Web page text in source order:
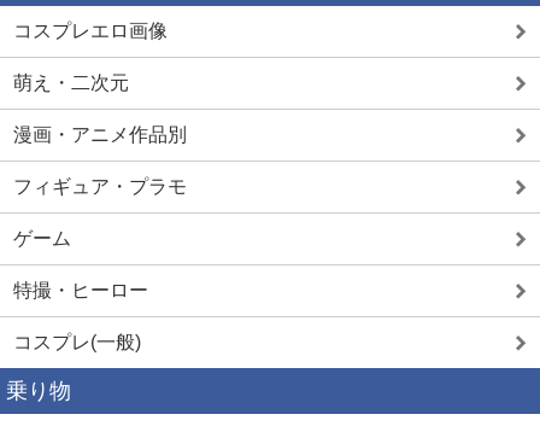
コスプレエロ画像
萌え・二次元
漫画・アニメ作品別
フィギュア・プラモ
ゲーム
特撮・ヒーロー
コスプレ(一般)
乗り物